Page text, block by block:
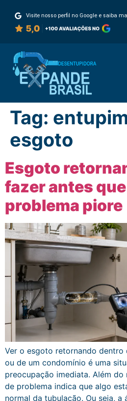
Visite nosso perfil no Google e saiba
Tag:
esgoto
Esgoto
fazer antes
problema piore
Ver o esgoto retornando dentro
ou de um condomínio é uma
preocupação imediata. Além do
de problema indica que algo
normal da tubulação. Ou seja, a